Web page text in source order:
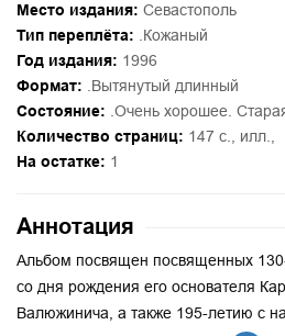
Место издания: Севастополь
Тип переплёта: .Кожаный
Год издания: 1996
Формат: .Вытянутый длинный
Состояние: .Очень хорошее.
Количество страниц: 147 с., илл.,
На остатке: 1
Аннотация
Альбом посвящен посвященных
со дня рождения его основателя
Валюжинича, а также 195-летию с